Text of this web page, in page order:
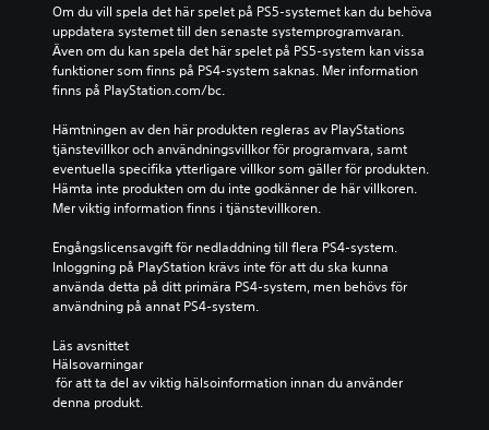
Om du vill spela det här spelet på PS5-systemet kan du behöva
uppdatera systemet till den senaste systemprogramvaran.
Även om du kan spela det här spelet på PS5-system kan vissa
funktioner som finns på PS4-system saknas. Mer information
finns på PlayStation.com/bc.
Hämtningen av den här produkten regleras av PlayStations
tjänstevillkor och användningsvillkor för programvara, samt
eventuella specifika ytterligare villkor som gäller för produkten.
Hämta inte produkten om du inte godkänner de här villkoren.
Mer viktig information finns i tjänstevillkoren.
Engångslicensavgift för nedladdning till flera PS4-system.
Inloggning på PlayStation krävs inte för att du ska kunna
använda detta på ditt primära PS4-system, men behövs för
användning på annat PS4-system.
Läs avsnittet
Hälsovarningar
denna produkt.